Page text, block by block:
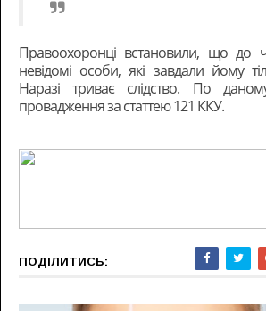
Правоохоронці встановили, що до
невідомі особи, які завдали йому
Наразі триває слідство. По
провадження за статтею 121 ККУ.
ПОДІЛИТИСЬ: